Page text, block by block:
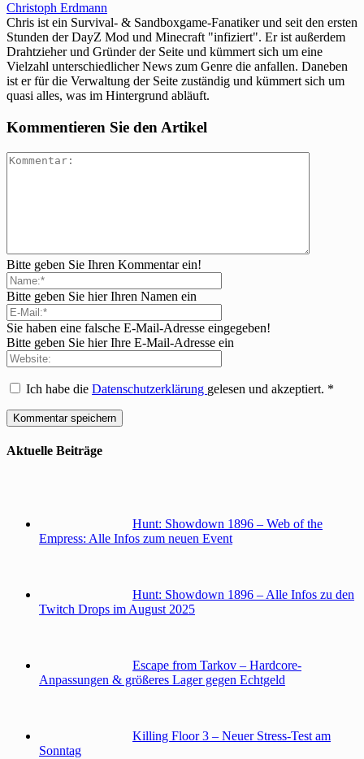
Christoph Erdmann
Chris ist ein Survival- & Sandboxgame-Fanatiker und seit den ersten
Stunden der DayZ Mod und Minecraft "infiziert". Er ist außerdem
Drahtzieher und Gründer der Seite und kümmert sich um eine
Vielzahl unterschiedlicher News zum Genre die anfallen. Daneben
ist er für die Verwaltung der Seite zuständig und kümmert sich um
quasi alles, was im Hintergrund abläuft.
Kommentieren Sie den Artikel
Bitte geben Sie Ihren Kommentar ein!
Bitte geben Sie hier Ihren Namen ein
Sie haben eine falsche E-Mail-Adresse eingegeben!
Bitte geben Sie hier Ihre E-Mail-Adresse ein
Ich habe die Datenschutzerklärung gelesen und akzeptiert. *
Aktuelle Beiträge
Hunt: Showdown 1896 – Web of the
Empress: Alle Infos zum neuen Event
Hunt: Showdown 1896 – Alle Infos zu den
Twitch Drops im August 2025
Escape from Tarkov – Hardcore-
Anpassungen & größeres Lager gegen Echtgeld
Killing Floor 3 – Neuer Stress-Test am
Sonntag